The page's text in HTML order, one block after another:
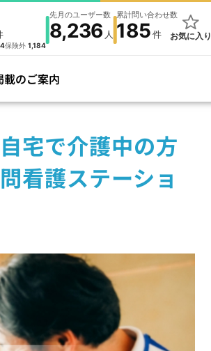
保険外 1,184
先月のユーザー数
8,236 人
累計問い合わせ数
185件 お気に入り
載のご案内
宅で介護中の方
看護ステーショ